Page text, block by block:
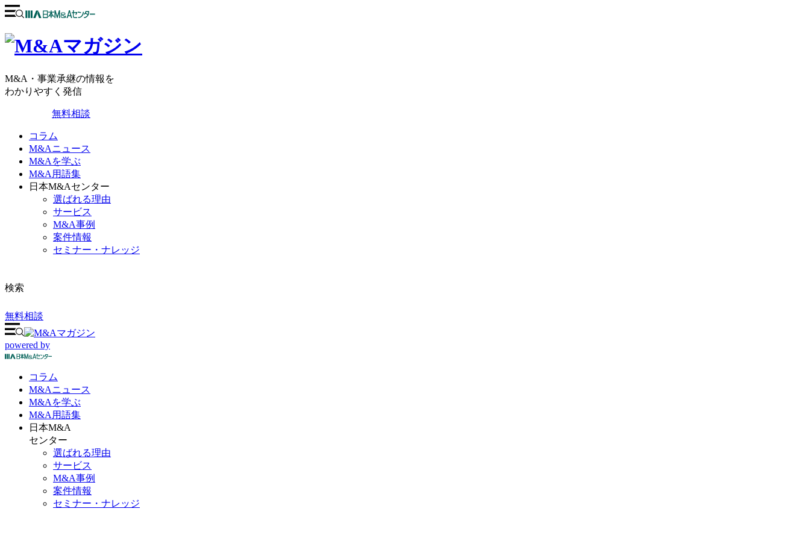
M&A・事業承継の情報を
わかりやすく発信
無料相談
コラム
M&Aニュース
M&Aを学ぶ
M&A用語集
日本M&Aセンター
選ばれる理由
サービス
M&A事例
案件情報
セミナー・ナレッジ
検索
無料相談
powered by
コラム
M&Aニュース
M&Aを学ぶ
M&A 用語集
日本M&A
センター
選ばれる理由
サービス
M&A事例
案件情報
セミナー・ナレッジ